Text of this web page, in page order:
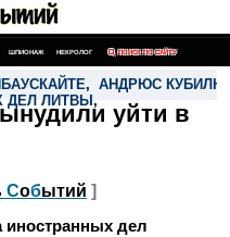
ШПИОНАЖ НЕКРОЛОГ ПОИСК ПО САЙТУ
, АНДРЮС
ДЕЛ ЛИТВЫ ,
уйти в
Событий ]
иностранных дел